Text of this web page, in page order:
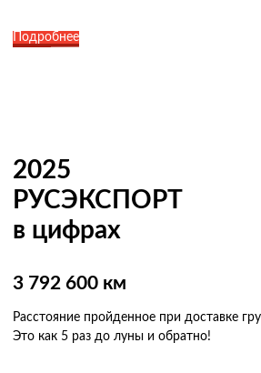
Подробнее
2025
РУСЭКСПОРТ
в цифрах
3 792 600 км
Расстояние пройденное при доставке
Это как 5 раз до луны и обратно!